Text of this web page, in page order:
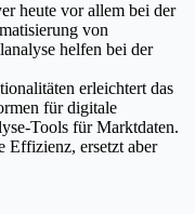
heute vor allem bei der
von
helfen bei der
erleichtert das
für digitale
Tools für Marktdaten.
Effizienz, ersetzt aber